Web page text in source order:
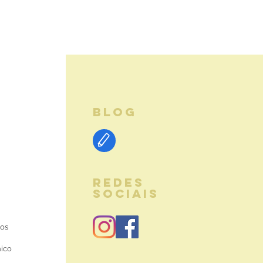
BLOG
REDES
SOCIAIS